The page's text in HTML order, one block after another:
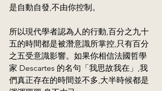
是自動自發,不由你控制。
所以現代學者認為人的行動,百分之九十
五的時間都是被潛意識所掌控,只有百分
之五受意識影響。如果你相信法國哲學
家 Descartes 的名句「我思故我在」,我
們真正存在的時間並不多,大半時候都是